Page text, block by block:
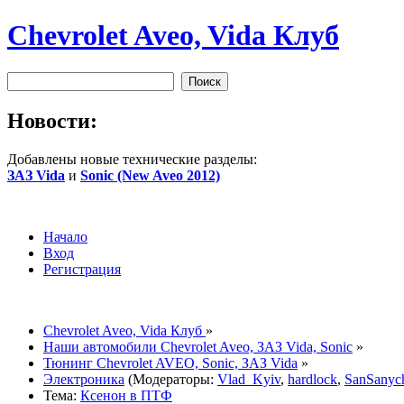
Chevrolet Aveo, Vida Клуб
Новости:
Добавлены новые технические разделы:
ЗАЗ Vida и Sonic (New Aveo 2012)
Начало
Вход
Регистрация
Chevrolet Aveo, Vida Клуб »
Наши автомобили Chevrolet Aveo, ЗАЗ Vida, Sonic »
Тюнинг Chevrolet AVEO, Sonic, ЗАЗ Vida »
Электроника (Модераторы: Vlad_Kyiv, hardlock,
Тема: Ксенон в ПТФ